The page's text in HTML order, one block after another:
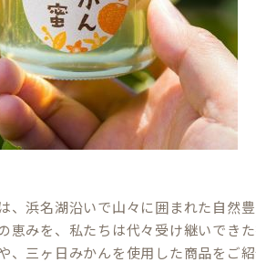
、浜名湖沿いで山々に囲まれた自然
恵みを、私たちは代々受け継いでき
、三ヶ日みかんを使用した商品をご